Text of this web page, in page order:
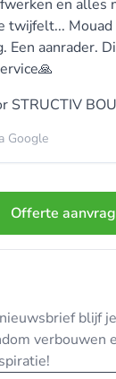
en alles
twijfelt...
Een aanrader.
STRUCTIV
Google
Offerte
blijf
verbouwen